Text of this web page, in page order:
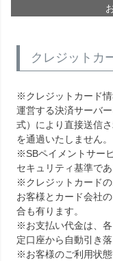
クレジットカ
※クレジットカード
運営する決済サーバ
式）により直接送信
を通過いたしません。
※SBペイメントサー
セキュリティ基準で
※クレジットカードの
お客様とカード会社
合も有ります。
※お支払い代金は、
定口座から自動引き落
※お客様のご利用状